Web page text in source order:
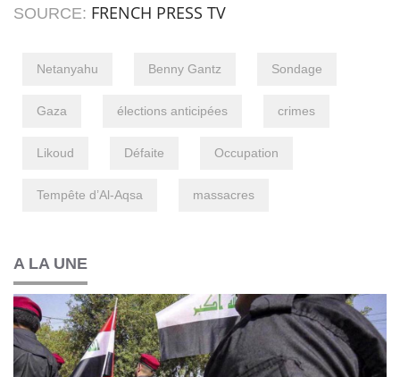
SOURCE: FRENCH PRESS TV
Netanyahu Benny Gantz Sondage
Gaza élections anticipées crimes
Likoud Défaite Occupation
Tempête d’Al-Aqsa massacres
A LA UNE